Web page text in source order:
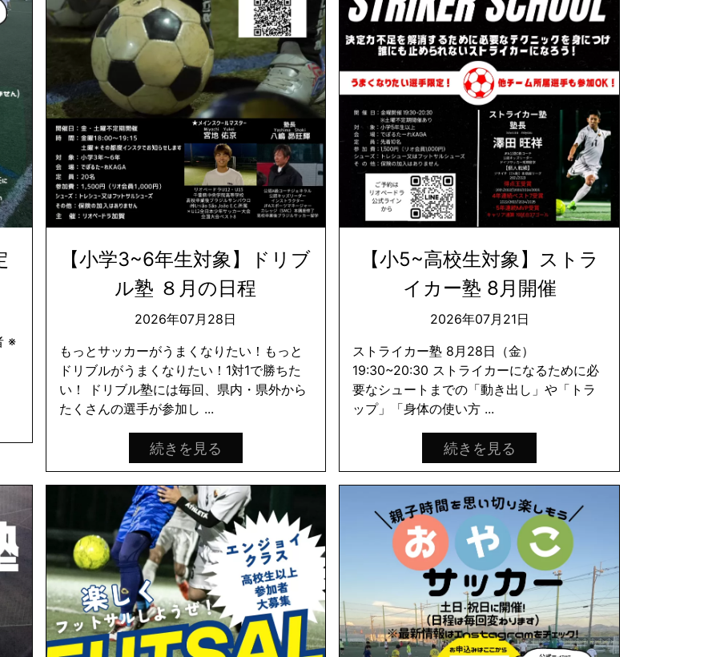
※
【小学3~6年生対象】ドリブ
ル塾 ８月の日程
2026年07月28日
もっとサッカーがうまくなりたい！もっと
ドリブルがうまくなりたい！1対1で勝ちた
い！ ドリブル塾には毎回、県内・県外から
たくさんの選手が参加し ...
続きを見る
【小5~高校生対象】ストラ
イカー塾 8月開催
2026年07月21日
ストライカー塾 8月28日（金）
19:30~20:30 ストライカーになるために必
要なシュートまでの「動き出し」や「トラ
ップ」「身体の使い方 ...
続きを見る